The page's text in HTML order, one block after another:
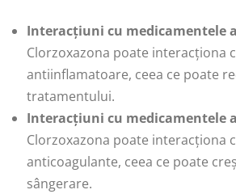
Interacțiuni cu medicamentele
Clorzoxazona poate interacționa
antiinflamatoare, ceea ce poate
tratamentului.
Interacțiuni cu medicamentele
Clorzoxazona poate interacționa
anticoagulante, ceea ce poate
sângerare.